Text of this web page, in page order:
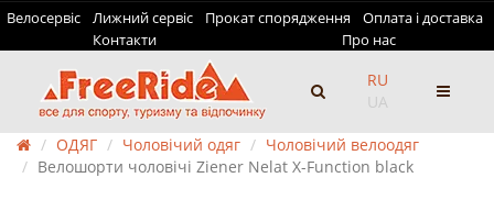
Велосервіс Лижний сервіс Прокат спорядження
Оплата і доставка
Контакти
Про нас
RU
UA
ОДЯГ Чоловічий одяг
Чоловічий велоодяг
Велошорти чоловічі Ziener Nelat X-Function black